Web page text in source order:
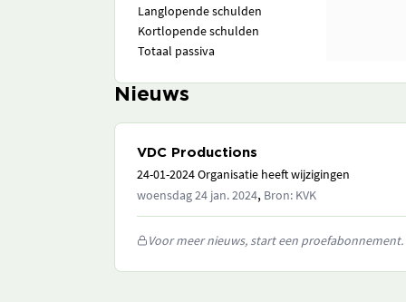
Langlopende schulden
Kortlopende schulden
Totaal passiva
Nieuws
VDC Productions
24-01-2024 Organisatie heeft wijzigingen
woensdag 24 jan. 2024, Bron: KVK
Voor meer nieuws, start een proefabonnement.